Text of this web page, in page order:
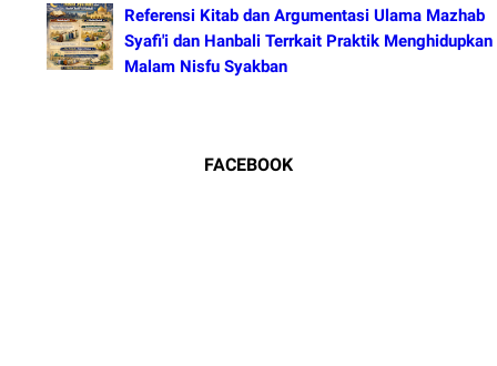
Referensi Kitab dan Argumentasi Ulama Mazhab
Syafi'i dan Hanbali Terrkait Praktik Menghidupkan
Malam Nisfu Syakban
FACEBOOK